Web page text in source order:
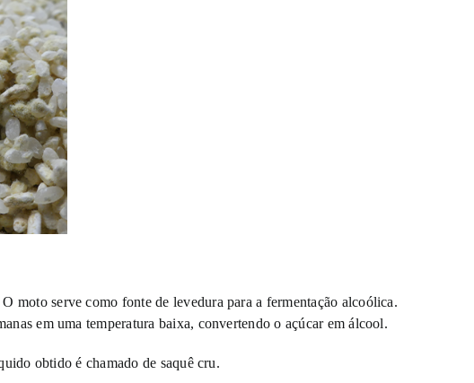
moto serve como fonte de levedura para a fermentação alcoólica.
em uma temperatura baixa, convertendo o açúcar em álcool.
obtido é chamado de saquê cru.